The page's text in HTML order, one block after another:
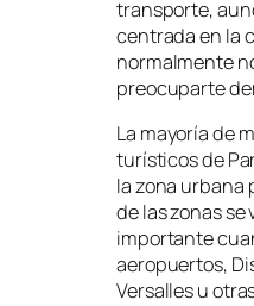
transporte,
centrada en la
normalmente
preocuparte
La mayoría de
turísticos de
la zona urbana
de las zonas se
importante
aeropuertos,
Versalles u